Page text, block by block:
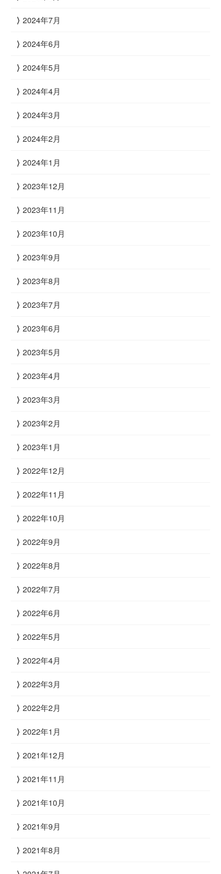
2024年7月
2024年6月
2024年5月
2024年4月
2024年3月
2024年2月
2024年1月
2023年12月
2023年11月
2023年10月
2023年9月
2023年8月
2023年7月
2023年6月
2023年5月
2023年4月
2023年3月
2023年2月
2023年1月
2022年12月
2022年11月
2022年10月
2022年9月
2022年8月
2022年7月
2022年6月
2022年5月
2022年4月
2022年3月
2022年2月
2022年1月
2021年12月
2021年11月
2021年10月
2021年9月
2021年8月